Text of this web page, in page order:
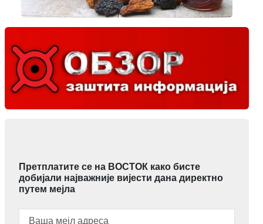
Претплатите се на ВОСТОК како бисте
добијали најважније вијести дана директно
путем мејла